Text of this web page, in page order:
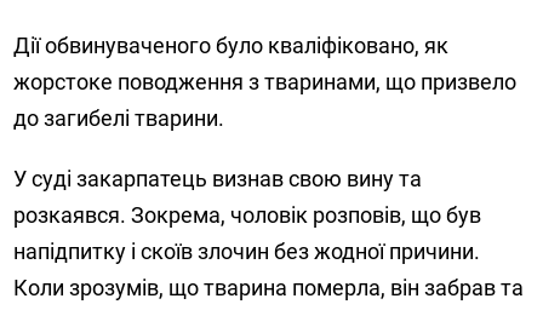
Дії обвинуваченого було кваліфіковано, як
жорстоке поводження з тваринами, що призвело
до загибелі тварини.
У суді закарпатець визнав свою вину та
розкаявся. Зокрема, чоловік розповів, що був
напідпитку і скоїв злочин без жодної причини.
Коли зрозумів, що тварина померла, він забрав та